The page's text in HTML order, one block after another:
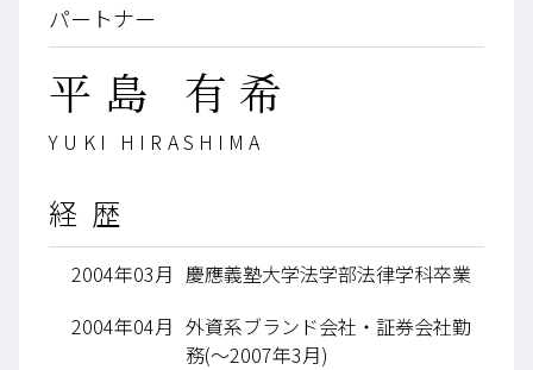
パートナー
平島 有希
YUKI HIRASHIMA
経歴
2004年03月 慶應義塾大学法学部法律学科卒業
2004年04月 外資系ブランド会社・証券会社勤
務(〜2007年3月)